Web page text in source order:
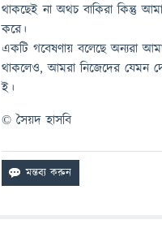
থাকছেই না অথচ বাকিরা কিন্তু
করে।
একটি গবেষণায় বলেছে অন্যরা
থাকলেও, আমরা নিজেদের যেমন
ই।
© সৈয়দ হাসবি